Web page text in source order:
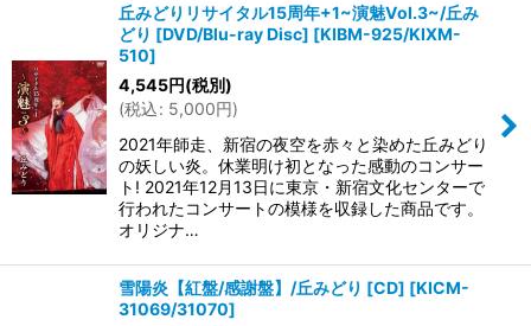
丘みどりリサイタル15周年+1~演魅Vol.3~/丘み
どり [DVD/Blu-ray Disc] [KIBM-925/KIXM-
510]
4,545円(税別)
(税込: 5,000円)
2021年師走、新宿の夜空を赤々と染めた丘みどり
の妖しい炎。休業明け初となった感動のコンサー
ト! 2021年12月13日に東京・新宿文化センターで
行われたコンサートの模様を収録した商品です。
オリジナ…
雪陽炎【紅盤/感謝盤】/丘みどり [CD] [KICM-
31069/31070]